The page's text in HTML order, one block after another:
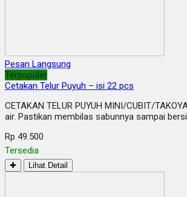
Pesan Langsung
Terpopuler
Cetakan Telur Puyuh – isi 22 pcs
CETAKAN TELUR PUYUH MINI/CUBIT/
air. Pastikan membilas sabunnya sampai
Rp 49.500
Tersedia
✚ Lihat Detail